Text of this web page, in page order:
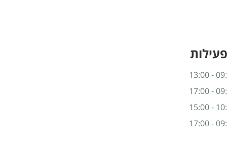
09:00
09:00
09:00